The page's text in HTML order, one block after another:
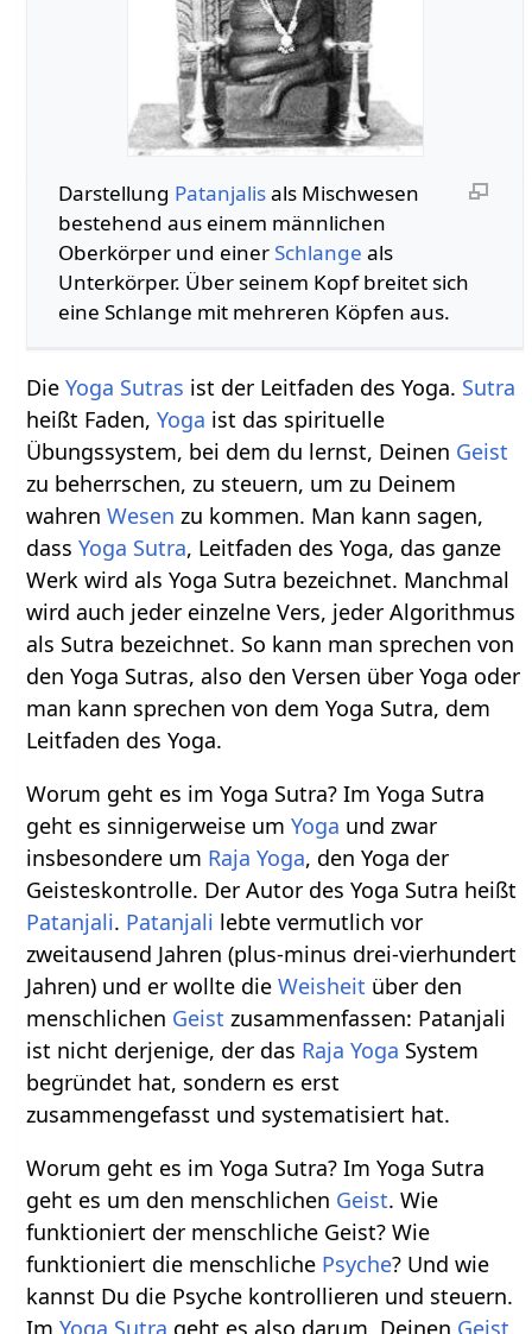
Darstellung Patanjalisals Mischwesen
bestehend aus einem männlichen
Oberkörper und einer Schlange als
Unterkörper. Über seinem Kopf breitet sich
eine Schlange mit mehreren Köpfen aus.
DieYoga Sutras ist der Leitfaden des Yoga. Sutra
heißt Faden,Yoga ist das spirituelle
Übungssystem, bei dem du lernst, Deinen Geist
zu beherrschen, zu steuern, um zu Deinem
wahrenWesen zu kommen. Man kann sagen,
dassYoga Sutra, Leitfaden des Yoga, das ganze
Werk wird als Yoga Sutra bezeichnet. Manchmal
wird auch jeder einzelne Vers, jeder Algorithmus
als Sutra bezeichnet. So kann man sprechen von
den Yoga Sutras, also den Versen über Yoga oder
man kann sprechen von dem Yoga Sutra, dem
Leitfaden des Yoga.
Worum geht es im Yoga Sutra? Im Yoga Sutra
geht es sinnigerweise umYoga und zwar
insbesondere um Raja Yoga, den Yoga der
Geisteskontrolle. Der Autor des Yoga Sutra heißt
Patanjali. Patanjali lebte vermutlich vor
zweitausend Jahren (plus-minus drei-vierhundert
Jahren) und er wollte dieWeisheit über den
menschlichen Geist zusammenfassen: Patanjali
ist nicht derjenige, der das Raja Yoga System
begründet hat, sondern es erst
zusammengefasst und systematisiert hat.
Worum geht es im Yoga Sutra? Im Yoga Sutra
geht es um den menschlichen Geist. Wie
funktioniert der menschliche Geist? Wie
funktioniert die menschliche Psyche? Und wie
kannst Du die Psyche kontrollieren und steuern.